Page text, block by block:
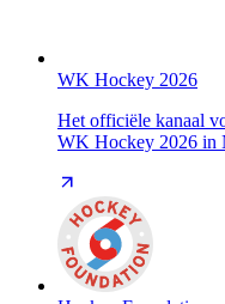
WK Hockey 2026
Het officiële kanaal
WK Hockey 2026 in